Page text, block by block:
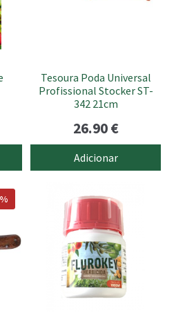
Tesoura Poda Universal
Profissional Stocker ST-
342 21cm
26.90€
Adicionar